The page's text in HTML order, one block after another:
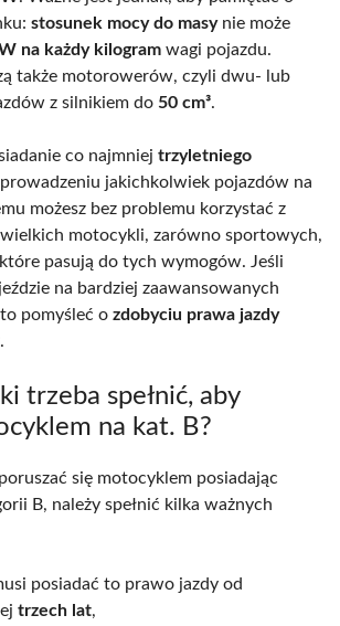
stosunek mocy do masynie może
na każdy kilogram wagi pojazdu.
także motorowerów, czyli dwu- lub
z silnikiem do 50 cm³.
co najmniej trzyletniego
jakichkolwiek pojazdów na
możesz bez problemu korzystać z
motocykli, zarówno sportowych,
pasują do tych wymogów. Jeśli
na bardziej zaawansowanych
pomyśleć o zdobyciu prawa jazdy
.
trzeba spełnić, aby
na kat. B?
się motocyklem posiadając
B, należy spełnić kilka ważnych
posiadać to prawo jazdy od
trzech lat,